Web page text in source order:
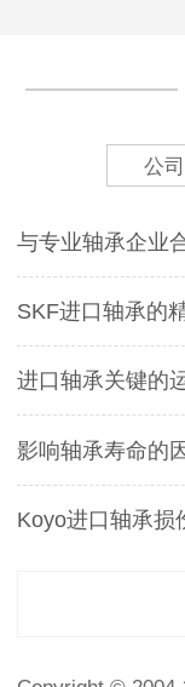
公
与专业轴承企业
SKF进口轴承的
进口轴承关键的
影响轴承寿命的
Koyo进口轴承损